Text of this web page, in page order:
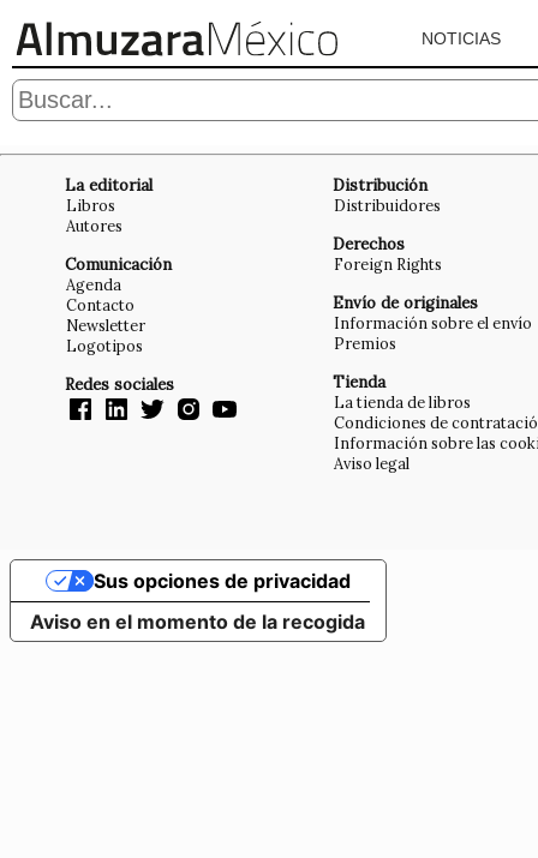
NOTICIAS
La editorial
Libros
Autores
Comunicación
Agenda
Contacto
Newsletter
Logotipos
Redes sociales
Distribución
Distribuidores
Derechos
Foreign Rights
Envío de originales
Información sobre el envío
Premios
Tienda
La tienda de libros
Condiciones de
Información sobre las
Aviso legal
Aviso en el momento de la recogida
Sus opciones de privacidad